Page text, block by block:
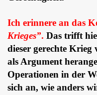
Ich erinnere an das
Krieges”. Das trifft
dieser gerechte
als Argument
Operationen in der
sich an, wie anders